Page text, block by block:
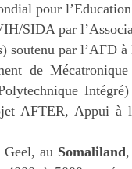
pour
SIDA par
soutenu par l’AFD
de
AFTER, Appui à
Geel, au Somaliland,